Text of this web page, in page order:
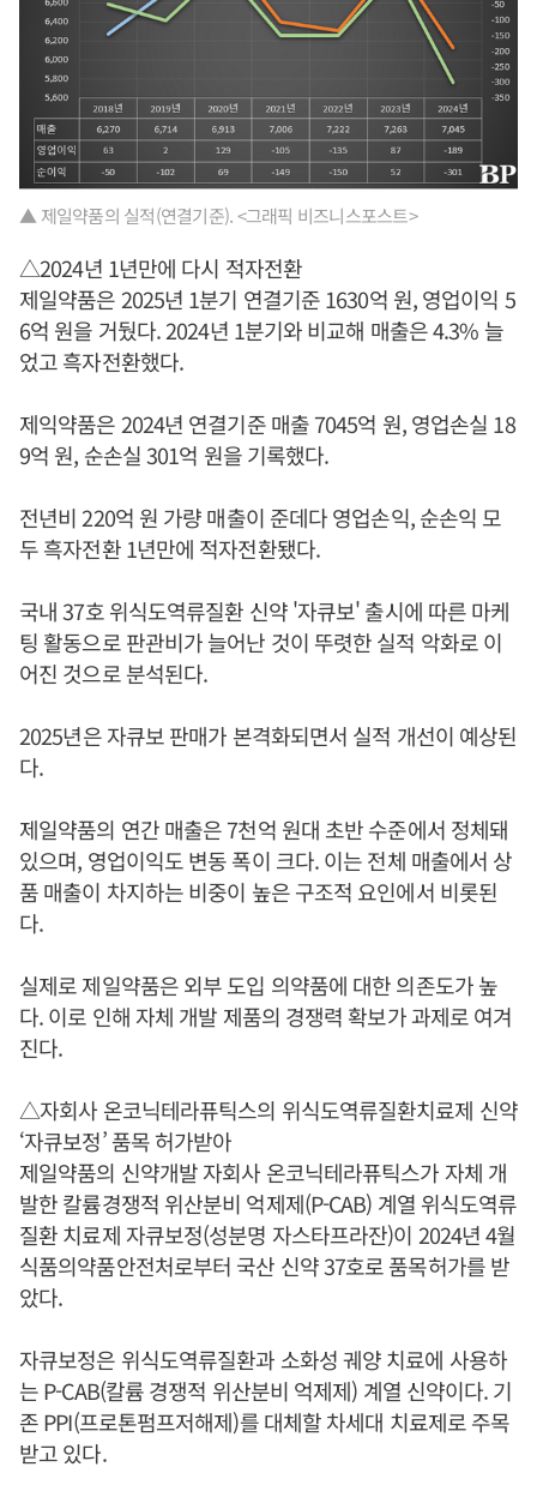
▲ 제일약품의 실적(연결기준). <그래픽 비즈니스포스트>
△2024년 1년만에 다시 적자전환
제일약품은 2025년 1분기 연결기준 1630억 원, 영업이익 5
6억 원을 거뒀다. 2024년 1분기와 비교해 매출은 4.3% 늘
었고 흑자전환했다.
제익약품은 2024년 연결기준 매출 7045억 원, 영업손실 18
9억 원, 순손실 301억 원을 기록했다.
전년비 220억 원 가량 매출이 준데다 영업손익, 순손익 모
두 흑자전환 1년만에 적자전환됐다.
국내 37호 위식도역류질환 신약 '자큐보' 출시에 따른 마케
팅 활동으로 판관비가 늘어난 것이 뚜렷한 실적 악화로 이
어진 것으로 분석된다.
2025년은 자큐보 판매가 본격화되면서 실적 개선이 예상된
다.
제일약품의 연간 매출은 7천억 원대 초반 수준에서 정체돼
있으며, 영업이익도 변동 폭이 크다. 이는 전체 매출에서 상
품 매출이 차지하는 비중이 높은 구조적 요인에서 비롯된
다.
실제로 제일약품은 외부 도입 의약품에 대한 의존도가 높
다. 이로 인해 자체 개발 제품의 경쟁력 확보가 과제로 여겨
진다.
△자회사 온코닉테라퓨틱스의 위식도역류질환치료제 신약
‘자큐보정’ 품목 허가받아
제일약품의 신약개발 자회사 온코닉테라퓨틱스가 자체 개
발한 칼륨경쟁적 위산분비 억제제(P-CAB) 계열 위식도역류
질환 치료제 자큐보정(성분명 자스타프라잔)이 2024년 4월
식품의약품안전처로부터 국산 신약 37호로 품목허가를 받
았다.
자큐보정은 위식도역류질환과 소화성 궤양 치료에 사용하
는 P-CAB(칼륨 경쟁적 위산분비 억제제) 계열 신약이다. 기
존 PPI(프로톤펌프저해제)를 대체할 차세대 치료제로 주목
받고 있다.